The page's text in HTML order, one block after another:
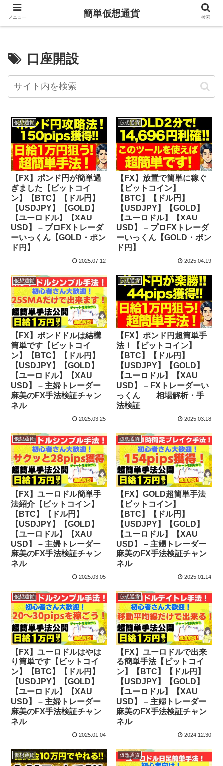
口座開設
仮想通貨
【FX】ポンド円が簡単過
ぎました【ビットコイ
ン】【BTC】【ドル円】
【USDJPY】【GOLD】
【ユーロドル】【XAU
USD】 – プロFXトレーダ
ーいっくん【GOLD・ポン
ド円】
2025.07.12
仮想通貨
【FX】放置で簡単に稼ぐ
【ビットコイン】
【BTC】【ドル円】
【USDJPY】【GOLD】
【ユーロドル】【XAU
USD】 – プロFXトレーダ
ーいっくん【GOLD・ポン
ド円】
2025.04.19
仮想通貨
【FX】ポンドドルは結構
簡単です【ビットコイ
ン】【BTC】【ドル円】
【USDJPY】【GOLD】
【ユーロドル】【XAU
USD】 – 主婦トレーダー
麻美のFX手法検証チャン
ネル
2025.03.25
仮想通貨
【FX】ポンド円超簡単手
法！【ビットコイン】
【BTC】【ドル円】
【USDJPY】【GOLD】
【ユーロドル】【XAU
USD】 – FXトレーダーい
っくん 相場解析・手
法検証
2025.03.18
仮想通貨
【FX】ユーロドル簡単手
法紹介【ビットコイン】
【BTC】【ドル円】
【USDJPY】【GOLD】
【ユーロドル】【XAU
USD】 – 主婦トレーダー
麻美のFX手法検証チャン
ネル
2025.03.05
仮想通貨
【FX】GOLD超簡単手法
【ビットコイン】
【BTC】【ドル円】
【USDJPY】【GOLD】
【ユーロドル】【XAU
USD】 – 主婦トレーダー
麻美のFX手法検証チャン
ネル
2025.01.14
仮想通貨
【FX】ユーロドルはやは
り簡単です【ビットコイ
ン】【BTC】【ドル円】
【USDJPY】【GOLD】
【ユーロドル】【XAU
USD】 – 主婦トレーダー
麻美のFX手法検証チャン
ネル
2025.01.04
仮想通貨
【FX】ユーロドルで出来
る簡単手法【ビットコイ
ン】【BTC】【ドル円】
【USDJPY】【GOLD】
【ユーロドル】【XAU
USD】 – 主婦トレーダー
麻美のFX手法検証チャン
ネル
2024.12.30
仮想通貨 仮想通貨
メニュー 簡単仮想通貨 検索